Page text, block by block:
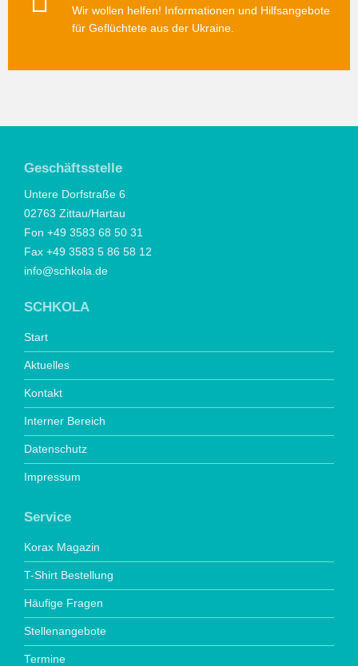
Wir wollen helfen! Informationen und Hilfsangebote
für Geflüchtete aus der Ukraine.
Geschäftsstelle
Untere Dorfstraße 6
02763 Zittau/Hartau
Fon +49 3583 68 50 31
Fax +49 3583 5 86 58 12
info@schkola.de
SCHKOLA
Start
Aktuelles
Kontakt
Interner Bereich
Datenschutz
Impressum
Service
Korax Magazin
T-Shirt Bestellung
Häufige Fragen
Stellenangebote
Termine